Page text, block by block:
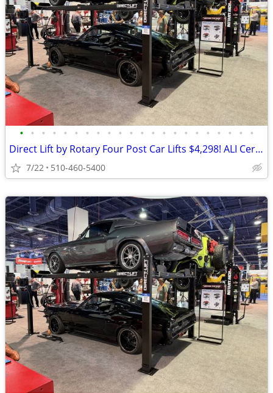
• • • • • • • • • • • • • • • • • • • • • •
Direct Lift by Rotary Four Post Car Lifts $4,298! ALI Certified!
7/22 510-460-5400